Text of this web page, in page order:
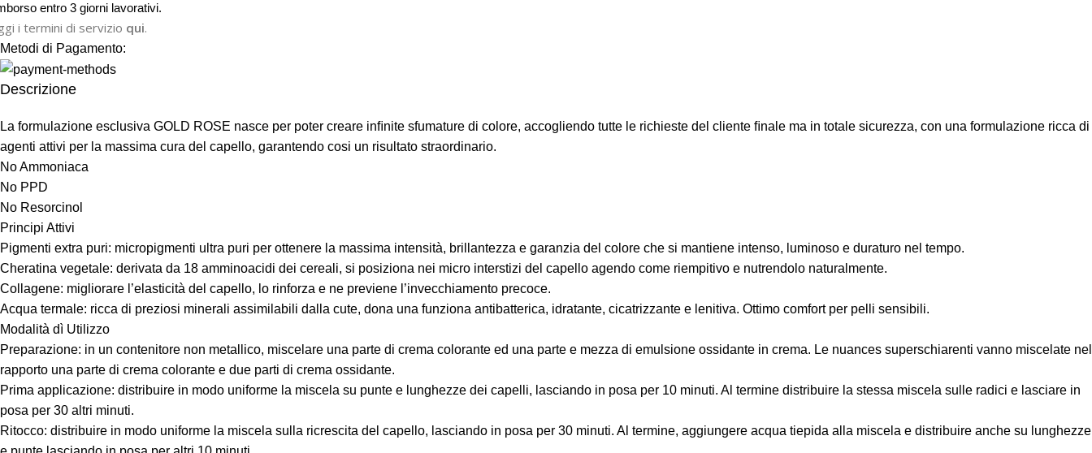
entro 3 giorni lavorativi.
i termini di servizio qui.
Metodi di Pagamento:
Descrizione
La formulazione esclusiva GOLD ROSE nasce per poter creare inﬁnite sfumature di colore, accogliendo tutte le richieste del cliente ﬁnale ma in totale sicurezza, con una formulazione ricca di
agenti attivi per la massima cura del capello, garantendo cosi un risultato straordinario.
No Ammoniaca
No PPD
No Resorcinol
Principi Attivi
Pigmenti extra puri: micropigmenti ultra puri per ottenere la massima intensità, brillantezza e garanzia del colore che si mantiene intenso, luminoso e duraturo nel tempo.
Cheratina vegetale: derivata da 18 amminoacidi dei cereali, si posiziona nei micro interstizi del capello agendo come riempitivo e nutrendolo naturalmente.
Collagene: migliorare l’elasticità del capello, lo rinforza e ne previene l’invecchiamento precoce.
Acqua termale: ricca di preziosi minerali assimilabili dalla cute, dona una funziona antibatterica, idratante, cicatrizzante e lenitiva. Ottimo comfort per pelli sensibili.
Modalità dì Utilizzo
Preparazione: in un contenitore non metallico, miscelare una parte di crema colorante ed una parte e mezza di emulsione ossidante in crema. Le nuances superschiarenti vanno miscelate nel
rapporto una parte di crema colorante e due parti di crema ossidante.
Prima applicazione: distribuire in modo uniforme la miscela su punte e lunghezze dei capelli, lasciando in posa per 10 minuti. Al termine distribuire la stessa miscela sulle radici e lasciare in
posa per 30 altri minuti.
Ritocco: distribuire in modo uniforme la miscela sulla ricrescita del capello, lasciando in posa per 30 minuti. Al termine, aggiungere acqua tiepida alla miscela e distribuire anche su lunghezze